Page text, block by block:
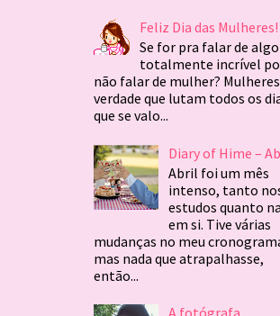
Feliz Dia das Mulheres!
Se for pra falar de algo
totalmente incrível
não falar de mulher?
verdade que lutam todos os
que se valo...
Diary of Hime –
Abril foi um mês
intenso, tanto
estudos quanto
em si. Tive várias
mudanças no meu
mas nada que atrapalhasse,
então...